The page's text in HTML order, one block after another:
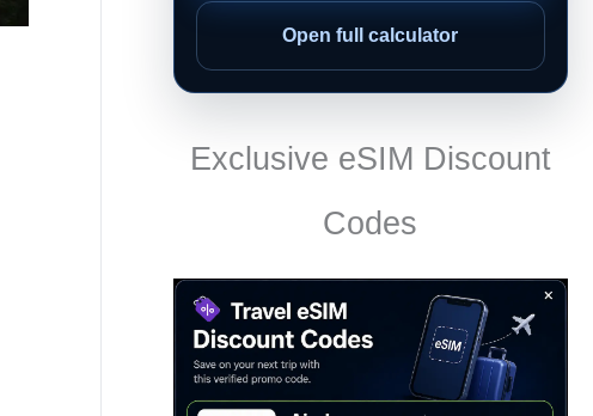
Open full calculator
Exclusive eSIM Discount
Codes